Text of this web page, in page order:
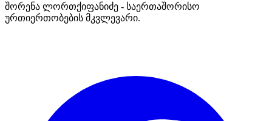
შორენა ლორთქიფანიძე - საერთაშორისო
ურთიერთობების მკვლევარი.